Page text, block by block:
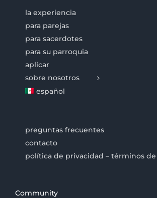
la experiencia
para parejas
para sacerdotes
para su parroquia
aplicar
sobre nosotros
español
preguntas frecuentes
contacto
política de privacidad – términos
Community